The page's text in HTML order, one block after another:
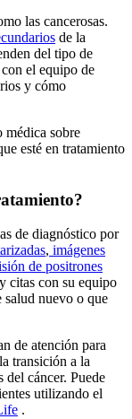
las cancerosas.
de la
del tipo de
el equipo de
y cómo
médica sobre
esté en tratamiento
de diagnóstico por
, imágenes
de positrones
citas con su equipo
salud nuevo o que
de atención para
transición a la
del cáncer. Puede
utilizando el
.